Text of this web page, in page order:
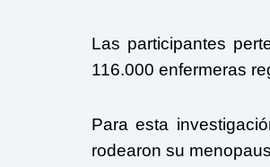
Las participantes
116.000 enfermeras
Para esta
rodearon su